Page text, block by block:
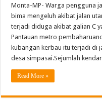
Monta-MP- Warga pengguna
bima mengeluh akibat jalan
terjadi diduga akibat galian C
Pantauan metro
kubangan kerbau itu terjadi di
desa simpasai.Sejumlah
Read More »